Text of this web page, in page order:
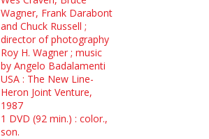
Wagner, Frank Darabont
and Chuck Russell ;
director of photography
Roy H. Wagner ; music
by Angelo Badalamenti
USA : The New Line-
Heron Joint Venture,
1987
1 DVD (92 min.) : color.,
son.